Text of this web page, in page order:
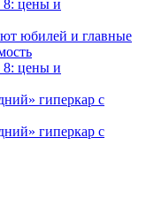
8: цены и
юбилей и главные
8: цены и
гиперкар с
гиперкар с